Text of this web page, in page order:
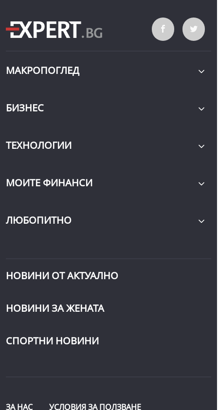
МАКРОПОГЛЕД
БИЗНЕС
ТЕХНОЛОГИИ
МОИТЕ ФИНАНСИ
ЛЮБОПИТНО
НОВИНИ ОТ АКТУАЛНО
НОВИНИ ЗА ЖЕНАТА
СПОРТНИ НОВИНИ
ЗА НАС УСЛОВИЯ ЗА ПОЛЗВАНЕ